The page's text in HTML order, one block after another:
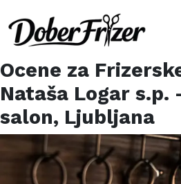
Ocene za
Nataša Logar s.p.
salon, Ljubljana